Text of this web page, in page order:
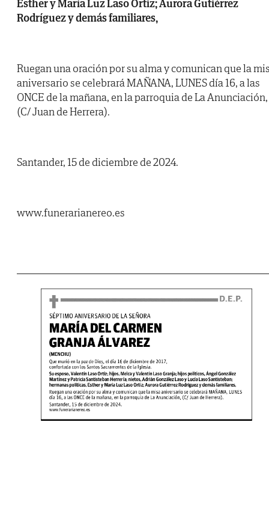
Esther y María Luz Laso Ortiz; Aurora Gutiérrez
Rodríguez y demás familiares,
Ruegan una oración por su alma y comunican que la
aniversario se celebrará MAÑANA, LUNES día 16, a las
ONCE de la mañana, en la parroquia de La Anunciación,
(C/ Juan de Herrera).
Santander, 15 de diciembre de 2024.
www.funerarianereo.es